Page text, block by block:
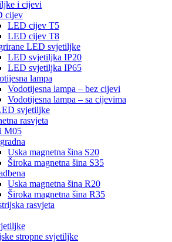
i cijevi
cijev
LED cijev T5
LED cijev T8
LED svjetiljke
LED svjetiljka IP20
LED svjetiljka IP65
lampa
Vodotijesna lampa – bez cijevi
Vodotijesna lampa – sa cijevima
svjetiljke
rasvjeta
M05
Uska magnetna šina S20
Široka magnetna šina S35
Uska magnetna šina R20
Široka magnetna šina R35
rasvjeta
stropne svjetiljke